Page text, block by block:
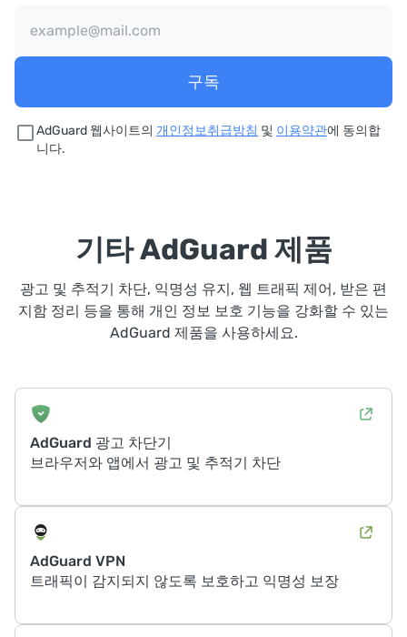
구독
AdGuard 웹사이트의 개인정보취급방침 및 이용약관에 동의합
니다.
기타 AdGuard 제품
광고 및 추적기 차단, 익명성 유지, 웹 트래픽 제어, 받은 편
지함 정리 등을 통해 개인 정보 보호 기능을 강화할 수 있는
AdGuard 제품을 사용하세요.
AdGuard 광고 차단기
브라우저와 앱에서 광고 및 추적기 차단
AdGuard VPN
트래픽이 감지되지 않도록 보호하고 익명성 보장